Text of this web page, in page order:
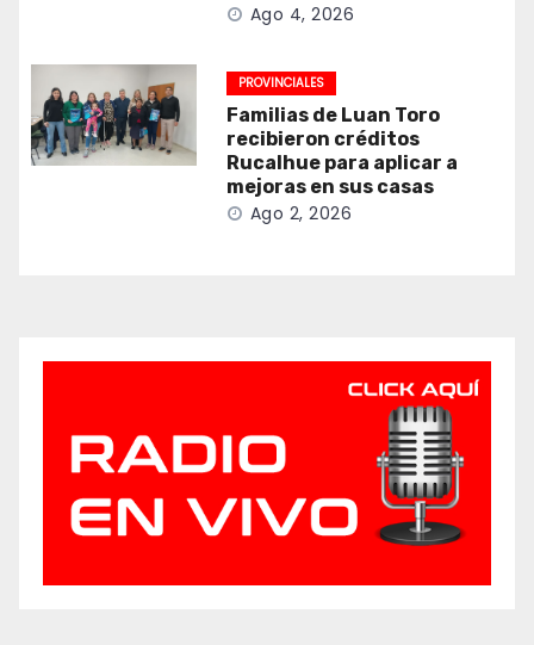
Ago 4, 2026
PROVINCIALES
Familias de Luan Toro
recibieron créditos
Rucalhue para aplicar a
mejoras en sus casas
Ago 2, 2026